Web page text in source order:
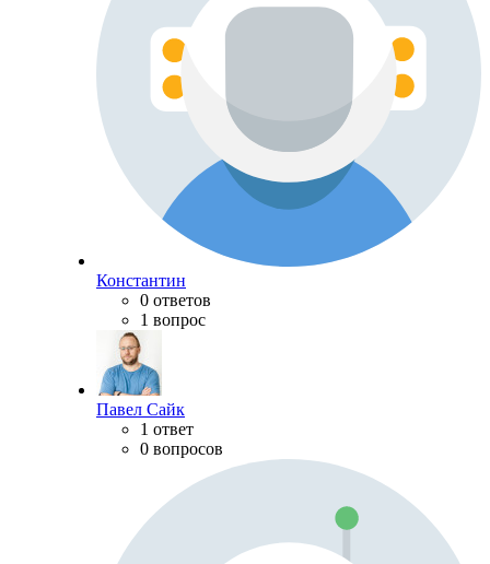
Константин
0 ответов
1 вопрос
Павел Сайк
1 ответ
0 вопросов